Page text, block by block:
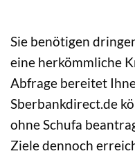
Sie benötigen
eine herkömmliche
Abfrage bereitet
Sberbankdirect.de
ohne Schufa
Ziele dennoch